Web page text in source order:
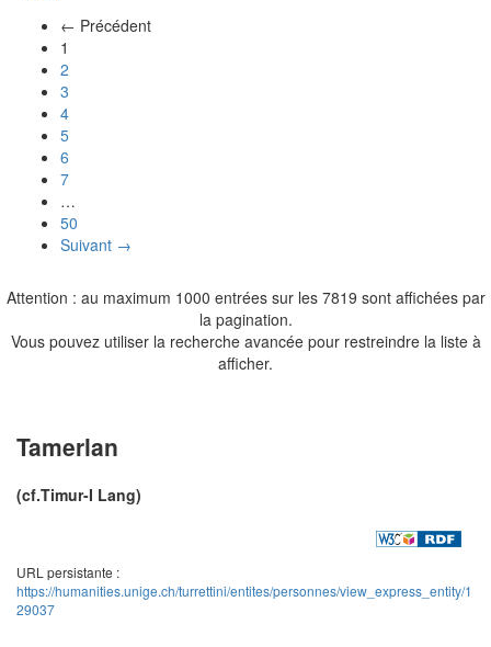
← Précédent
1
2
3
4
5
6
7
…
50
Suivant →
Attention : au maximum 1000 entrées sur les 7819 sont affichées par
la pagination.
Vous pouvez utiliser la recherche avancée pour restreindre la liste à
afficher.
Tamerlan
(cf.Timur-I Lang)
URL persistante :
https://humanities.unige.ch/turrettini/entites/personnes/view_express_entity/1
29037